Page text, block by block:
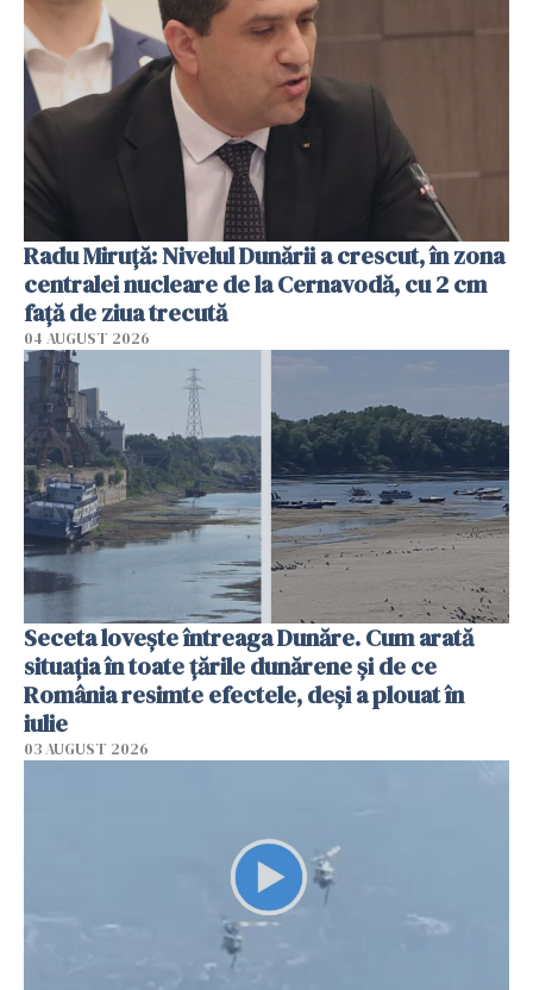
Radu Miruţă: Nivelul Dunării a crescut, în zona
centralei nucleare de la Cernavodă, cu 2 cm
faţă de ziua trecută
04 AUGUST 2026
Seceta lovește întreaga Dunăre. Cum arată
situația în toate țările dunărene și de ce
România resimte efectele, deși a plouat în
iulie
03 AUGUST 2026